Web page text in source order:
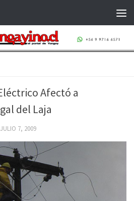
Afectó a
del Laja
JULIO 7, 2009